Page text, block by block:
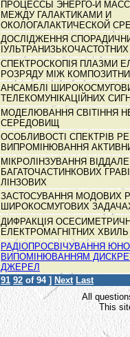
ПРОЦЕССЫ ЭНЕРГО-И
МЕЖДУ ГАЛАКТИКАМИ И
ОКОЛОГАЛАКТИЧЕСКОЙ
ДОСЛІДЖЕННЯ
СПЕКТРОСКОПІЯ ПЛАЗМИ
РОЗРЯДУ МІЖ
АНСАМБЛІ
ТЕЛЕКОМУНІКАЦІЙНИХ
МОДЕЛЮВАННЯ СВІТІННЯ
СЕРЕДОВИЩ
ОСОБЛИВОСТІ СПЕКТРІВ
ВИПРОМІНЮВАННЯ
МІКРОЛІНЗУВАННЯ
БАГАТОЧАСТИНКОВИХ
ЛІНЗОВИХ
ЗАСТОСУВАННЯ МОДОВИХ
ШИРОКОСМУГОВИХ
ДИФРАКЦІЯ
ЕЛЕКТРОМАГНІТНИХ
РАДІОПРОСВІЧУВАННЯ
ВИПОМІНЮВАННЯМ
ДЖЕРЕЛ
91 92 of 94 ] Next Last
All
This